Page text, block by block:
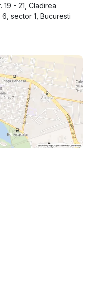
- 21, Cladirea
sector 1, Bucuresti